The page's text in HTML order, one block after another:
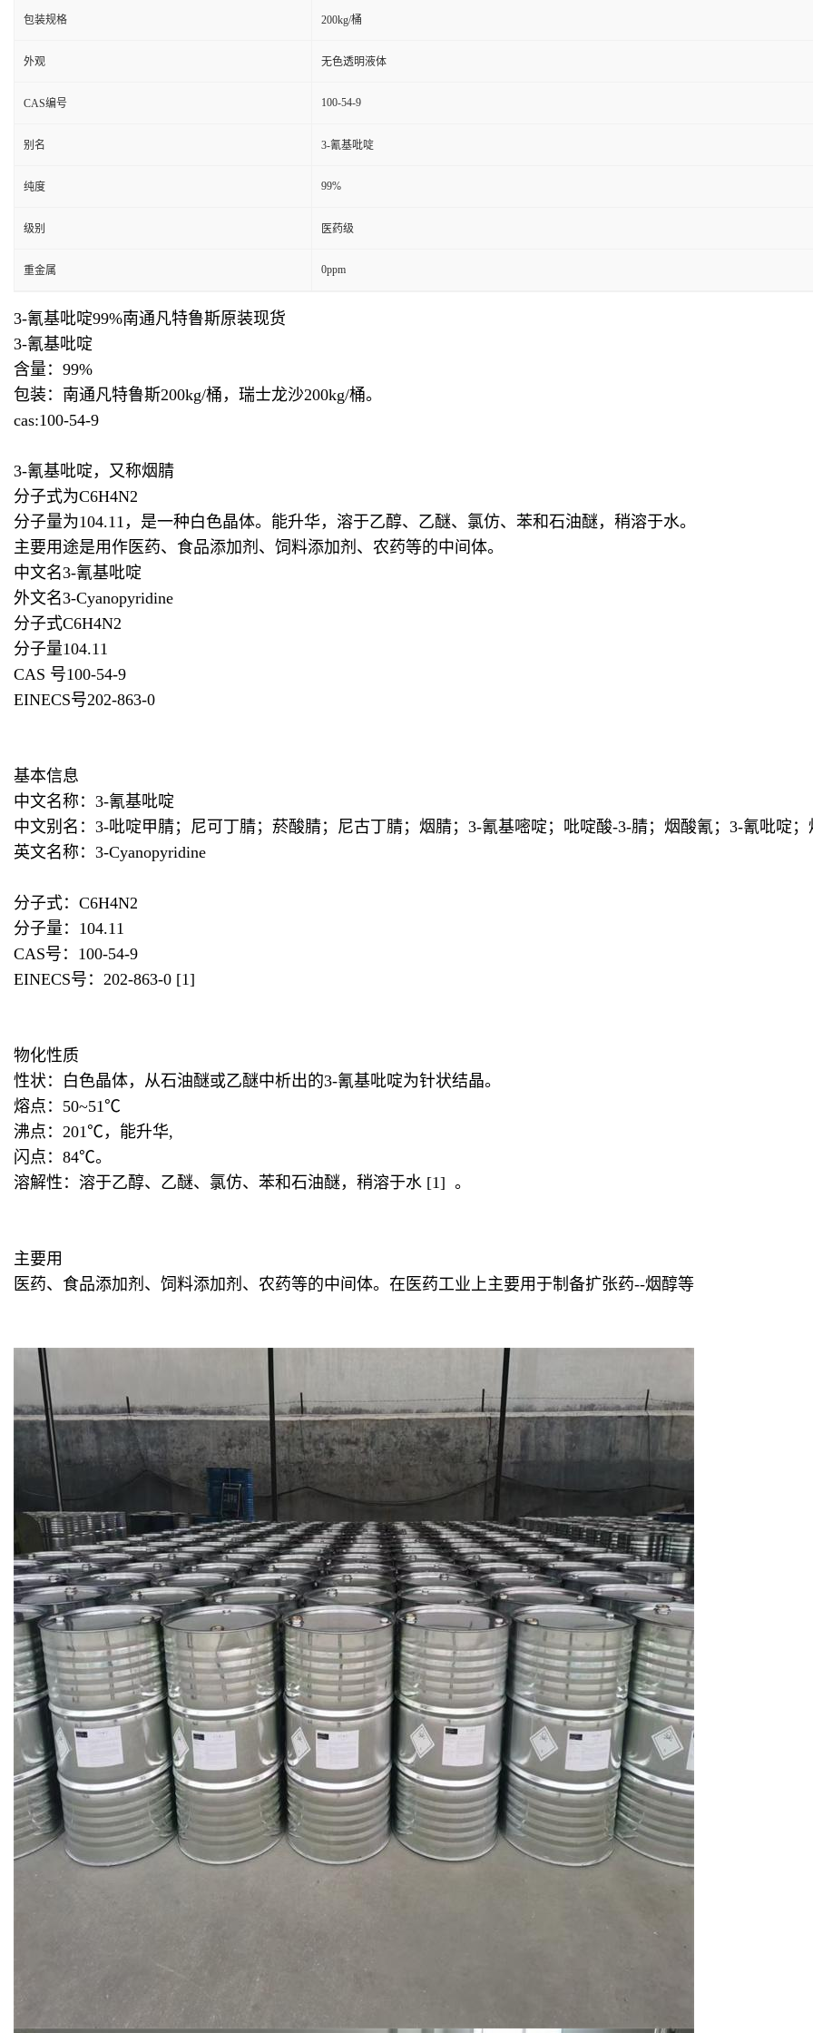
包装规格 200kg/桶
外观 无色透明液体
CAS编号 100-54-9
别名 3-氰基吡啶
纯度 99%
级别 医药级
重金属 0ppm
3-氰基吡啶99%南通凡特鲁斯原装现货
3-氰基吡啶
含量：99%
包装：南通凡特鲁斯200kg/桶，瑞士龙沙200kg/桶。
cas:100-54-9
3-氰基吡啶，又称烟腈
分子式为C6H4N2
分子量为104.11，是一种白色晶体。能升华，溶于乙醇、乙醚、氯仿、苯和石油醚，稍溶于水。
主要用途是用作医药、食品添加剂、饲料添加剂、农药等的中间体。
中文名3-氰基吡啶
外文名3-Cyanopyridine
分子式C6H4N2
分子量104.11
CAS 号100-54-9
EINECS号202-863-0
基本信息
中文名称：3-氰基吡啶
中文别名：3-吡啶甲腈；尼可丁腈；菸酸腈；尼古丁腈；烟腈；3-氰基嘧啶；吡啶酸-3-腈；烟酸氰；3-氰吡啶
英文名称：3-Cyanopyridine
分子式：C6H4N2
分子量：104.11
CAS号：100-54-9
EINECS号：202-863-0 [1]
物化性质
性状：白色晶体，从石油醚或乙醚中析出的3-氰基吡啶为针状结晶。
熔点：50~51℃
沸点：201℃，能升华,
闪点：84℃。
溶解性：溶于乙醇、乙醚、氯仿、苯和石油醚，稍溶于水 [1] 。
主要用
医药、食品添加剂、饲料添加剂、农药等的中间体。在医药工业上主要用于制备扩张药--烟醇等